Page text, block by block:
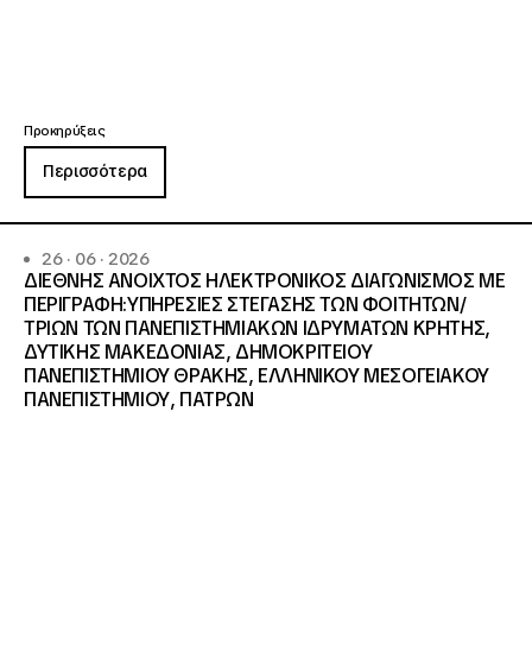
Προκηρύξεις
Περισσότερα
26 · 06 · 2026
ΔΙΕΘΝΗΣ ΑΝΟΙΧΤΟΣ ΗΛΕΚΤΡΟΝΙΚΟΣ ΔΙΑΓΩΝΙΣΜΟΣ ΜΕ
ΠΕΡΙΓΡΑΦΗ:ΥΠΗΡΕΣΙΕΣ ΣΤΕΓΑΣΗΣ ΤΩΝ ΦΟΙΤΗΤΩΝ/
ΤΡΙΩΝ ΤΩΝ ΠΑΝΕΠΙΣΤΗΜΙΑΚΩΝ ΙΔΡΥΜΑΤΩΝ KΡΗΤΗΣ,
ΔΥΤΙΚΗΣ ΜΑΚΕΔΟΝΙΑΣ, ΔΗΜΟΚΡΙΤΕΙΟΥ
ΠΑΝΕΠΙΣΤΗΜΙΟΥ ΘΡΑΚΗΣ, ΕΛΛΗΝΙΚΟΥ ΜΕΣΟΓΕΙΑΚΟΥ
ΠΑΝΕΠΙΣΤΗΜΙΟΥ, ΠΑΤΡΩΝ